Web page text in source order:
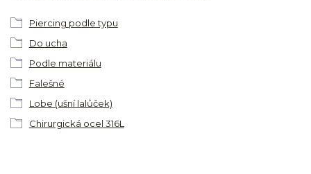
Piercing podle typu
Do ucha
Podle materiálu
Falešné
Lobe (ušní lalůček)
Chirurgická ocel 316L